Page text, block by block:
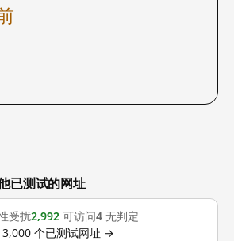
测试的网址
受扰2,992 可访问4 无判定
个已测试网址 →